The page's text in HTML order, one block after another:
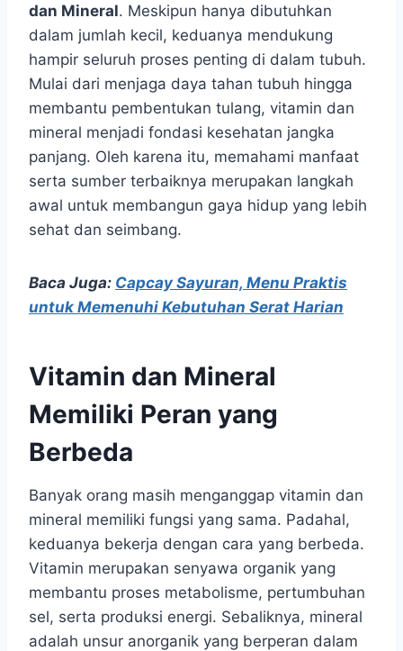
dan Mineral. Meskipun hanya dibutuhkan
dalam jumlah kecil, keduanya mendukung
hampir seluruh proses penting di dalam tubuh.
Mulai dari menjaga daya tahan tubuh hingga
membantu pembentukan tulang, vitamin dan
mineral menjadi fondasi kesehatan jangka
panjang. Oleh karena itu, memahami manfaat
serta sumber terbaiknya merupakan langkah
awal untuk membangun gaya hidup yang lebih
sehat dan seimbang.
Baca Juga: Capcay Sayuran, Menu Praktis
untuk Memenuhi Kebutuhan Serat Harian
Vitamin dan Mineral
Memiliki Peran yang
Berbeda
Banyak orang masih menganggap vitamin dan
mineral memiliki fungsi yang sama. Padahal,
keduanya bekerja dengan cara yang berbeda.
Vitamin merupakan senyawa organik yang
membantu proses metabolisme, pertumbuhan
sel, serta produksi energi. Sebaliknya, mineral
adalah unsur anorganik yang berperan dalam